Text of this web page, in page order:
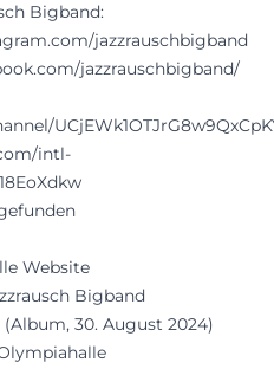
Bigband:
jazzrauschbigband
jazzrauschbigband/
intl-
Website
Bigband
30. August 2024)